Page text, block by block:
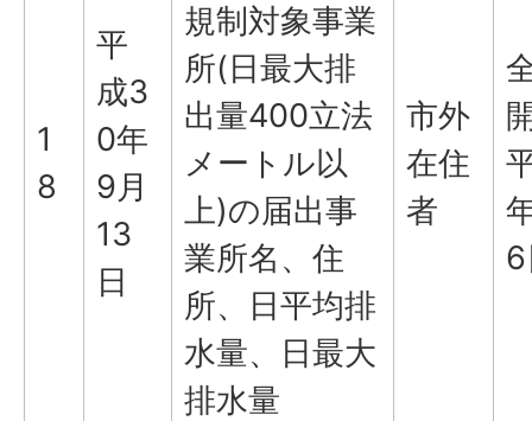
1
8
平
成3
0年
9月
13
日
規制対象事業
所(日最大排
出量400立法
メートル以
上)の届出事
業所名、住
所、日平均排
水量、日最大
排水量
市外
在住
者